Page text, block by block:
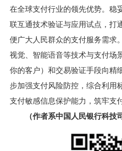
在全球支付行业的领先优势。稳
联互通技术验证与应用试点，打
便广大人民群众的支付服务需求
视觉、智能语音等技术与支付场
你的客户）和交易验证手段向精
步加强支付风险防控，综合利用
支付敏感信息保护能力，筑牢支
（作者系中国人民银行科技司